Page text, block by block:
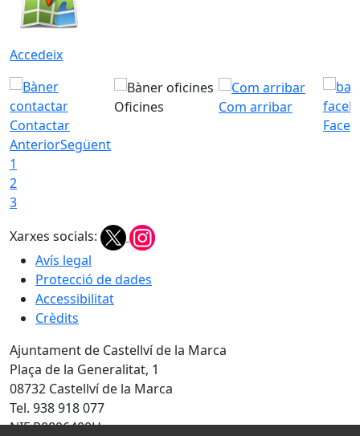
Accedeix
Contactar
Oficines
Com arribar
AnteriorSegüent
1
2
3
Xarxes socials:
Avís legal
Protecció de dades
Accessibilitat
Crèdits
Ajuntament de Castellví de la Marca
Plaça de la Generalitat, 1
08732 Castellví de la Marca
Tel. 938 918 077
NIF P0806400H